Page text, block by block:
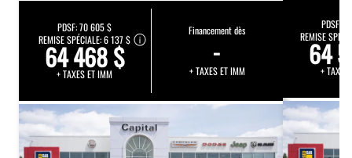
PDSF:70 605 $
REMISE SPÉCIALE:6 137 $
64 468 $
+ TAXES ET IMM
Financement dès
-
+ TAXES ET IMM
PDSF:
REMISE
64
+